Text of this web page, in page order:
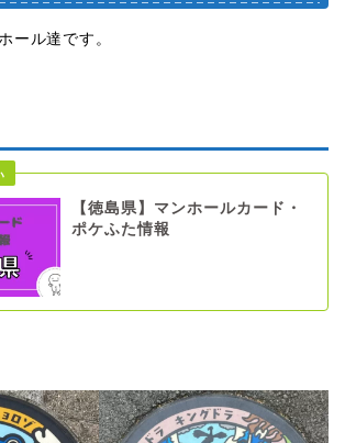
ール達です。
【徳島県】マンホールカード・
ポケふた情報